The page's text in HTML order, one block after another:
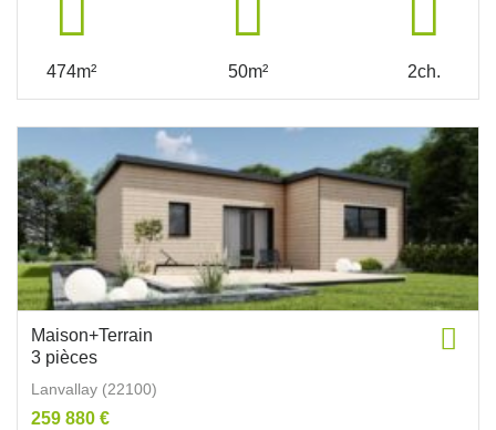
474m² 50m² 2ch.
Maison+Terrain
3 pièces
Lanvallay (22100)
259 880 €